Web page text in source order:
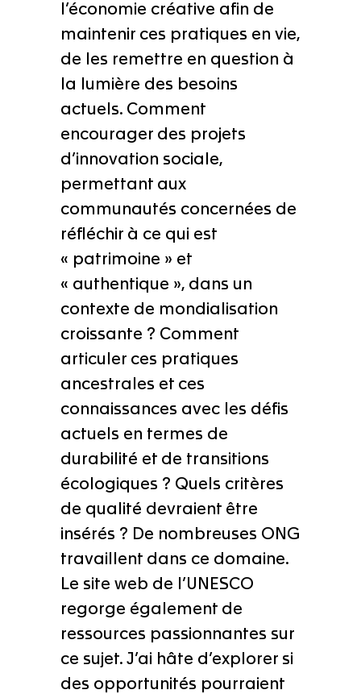
l’économie créative afin de
maintenir ces pratiques en vie,
de les remettre en question à
la lumière des besoins
actuels. Comment
encourager des projets
d’innovation sociale,
permettant aux
communautés concernées de
réfléchir à ce qui est
« patrimoine » et
« authentique », dans un
contexte de mondialisation
croissante ? Comment
articuler ces pratiques
ancestrales et ces
connaissances avec les défis
actuels en termes de
durabilité et de transitions
écologiques ? Quels critères
de qualité devraient être
insérés ? De nombreuses ONG
travaillent dans ce domaine.
Le site web de l’UNESCO
regorge également de
ressources passionnantes sur
ce sujet. J’ai hâte d’explorer si
des opportunités pourraient